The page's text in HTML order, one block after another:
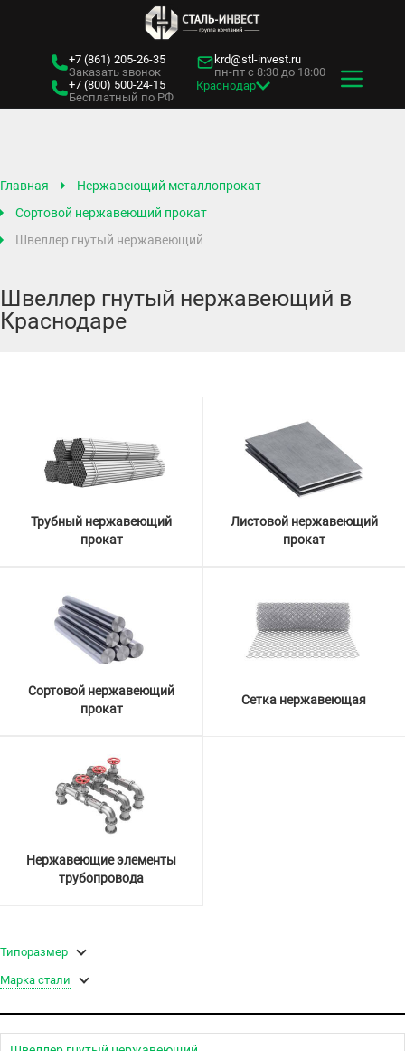
+7 (861) 205-26-35
Заказать звонок
+7 (800) 500-24-15
Бесплатный по РФ
krd@stl-invest.ru
пн-пт с 8:30 до 18:00
Краснодар
Главная
Нержавеющий металлопрокат
Сортовой нержавеющий прокат
Швеллер гнутый нержавеющий
Швеллер гнутый нержавеющий в
Краснодаре
Трубный нержавеющий
прокат
Листовой нержавеющий
прокат
Сортовой нержавеющий
прокат
Сетка нержавеющая
Нержавеющие элементы
трубопровода
Типоразмер
Марка стали